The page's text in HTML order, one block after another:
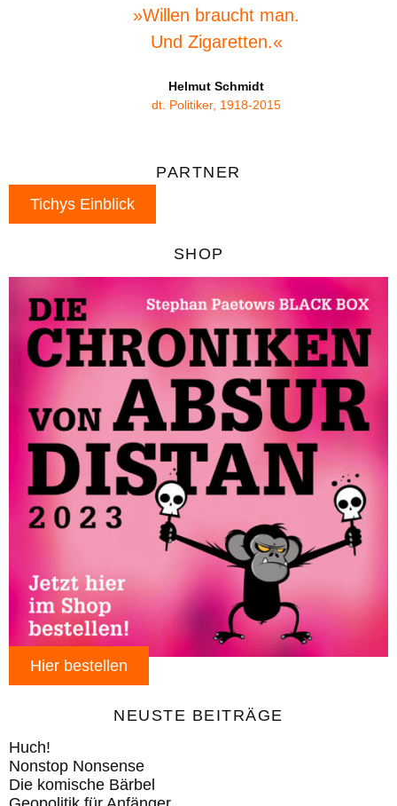
»Willen braucht man.
Und Zigaretten.«
Helmut Schmidt
dt. Politiker, 1918-2015
PARTNER
Tichys Einblick
SHOP
Hier bestellen
NEUSTE BEITRÄGE
Huch!
Nonstop Nonsense
Die komische Bärbel